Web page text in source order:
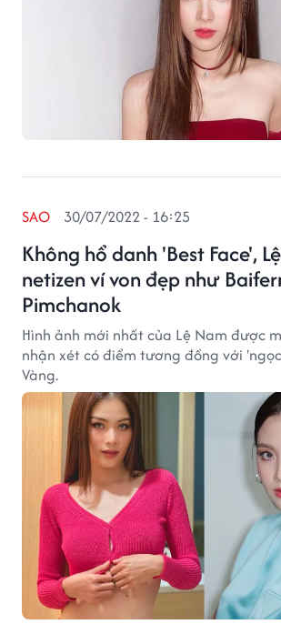
Không hổ danh 'Best Face',
netizen ví von đẹp như
Pimchanok
SAO 30/07/2022 - 16:25
Hình ảnh mới nhất của Lệ Nam được
nhận xét có điểm tương đồng với
Vàng.